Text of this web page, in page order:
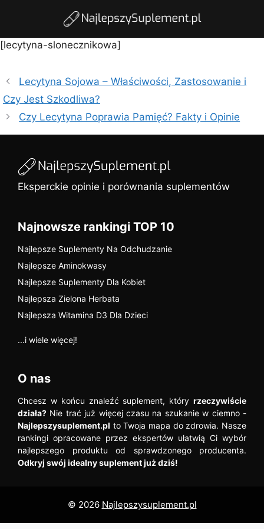
[lecytyna-slonecznikowa]
Lecytyna Sojowa – Właściwości, Zastosowanie i
Czy Jest Szkodliwa?
Czy Lecytyna Poprawia Pamięć? Fakty i Opinie
Eksperckie opinie i porównania suplementów
Najnowsze rankingi TOP 10
Najlepsze Suplementy Na Odchudzanie
Najlepsze Aminokwasy
Najlepsze Suplementy Dla Kobiet
Najlepsza Zielona Herbata
Najlepsza Witamina D3 Dla Dzieci
...i wiele więcej!
O nas
Chcesz w końcu znaleźć suplement, który rzeczywiście
działa? Nie trać już więcej czasu na szukanie w ciemno -
Najlepszysuplement.pl to Twoja mapa do zdrowia. Nasze
rankingi opracowane przez ekspertów ułatwią Ci wybór
najlepszego produktu od sprawdzonego producenta.
Odkryj swój idealny suplement już dziś!
© 2026 Najlepszysuplement.pl